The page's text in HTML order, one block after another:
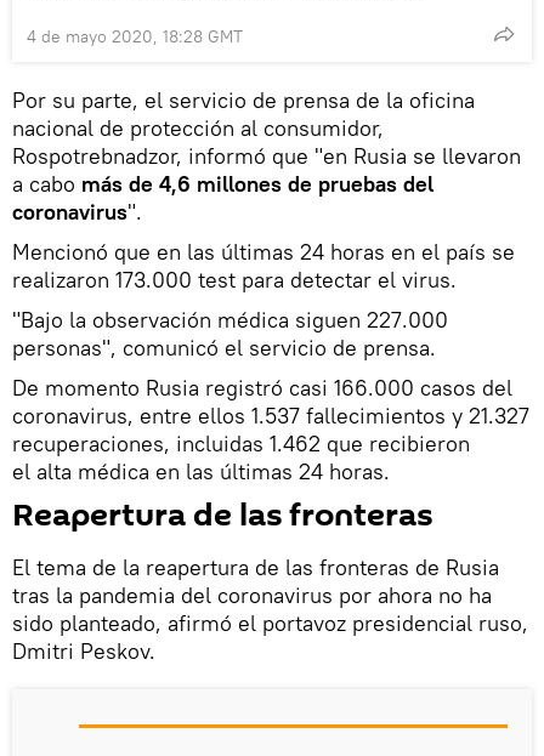
4 de mayo 2020, 18:28 GMT
Por su parte, el servicio de prensa de la oficina
nacional de protección al consumidor,
Rospotrebnadzor, informó que "en Rusia se llevaron
a cabo más de 4,6 millones de pruebas del
coronavirus".
Mencionó que en las últimas 24 horas en el país se
realizaron 173.000 test para detectar el virus.
"Bajo la observación médica siguen 227.000
personas", comunicó el servicio de prensa.
De momento Rusia registró casi 166.000 casos del
coronavirus, entre ellos 1.537 fallecimientos y 21.327
recuperaciones, incluidas 1.462 que recibieron
el alta médica en las últimas 24 horas.
Reapertura de las fronteras
El tema de la reapertura de las fronteras de Rusia
tras la pandemia del coronavirus por ahora no ha
sido planteado, afirmó el portavoz presidencial ruso,
Dmitri Peskov.